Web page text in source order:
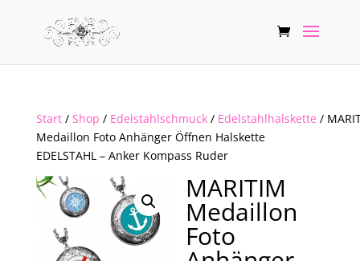
Start/ Shop / Edelstahlschmuck/ Edelstahlhalskette /
Medaillon Foto Anhänger Öffnen Halskette
EDELSTAHL – Anker Kompass Ruder
MARITIM
Medaillon
Foto